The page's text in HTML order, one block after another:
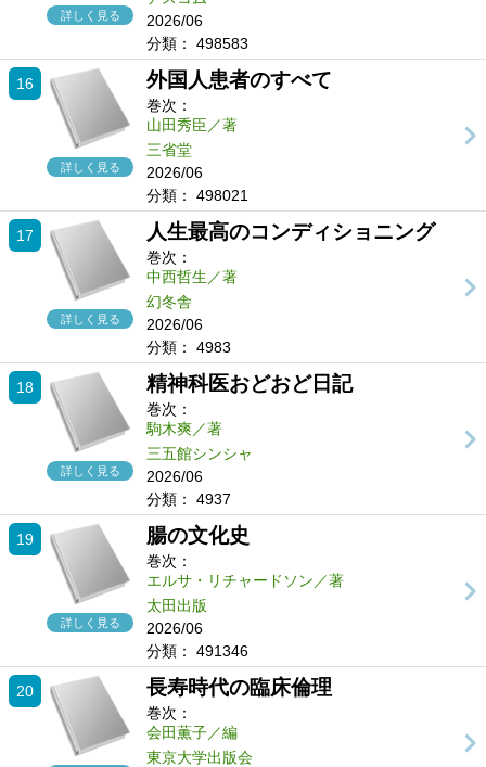
詳しく見る
2026/06
分類：
498583
16
詳しく見る
外国人患者のすべて
巻次：
山田秀臣／著
三省堂
2026/06
分類：
498021
17
詳しく見る
人生最高のコンディショニング
巻次：
中西哲生／著
幻冬舎
2026/06
分類：
4983
18
詳しく見る
精神科医おどおど日記
巻次：
駒木爽／著
三五館シンシャ
2026/06
分類：
4937
19
詳しく見る
腸の文化史
巻次：
エルサ・リチャードソン／著
太田出版
2026/06
分類：
491346
20 長寿時代の臨床倫理
巻次：
会田薫子／編
東京大学出版会